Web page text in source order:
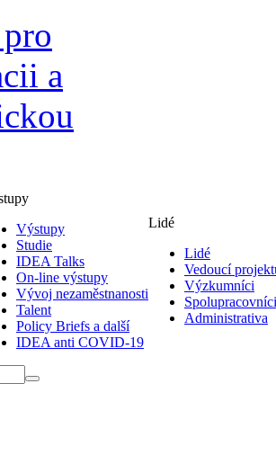
Výstupy
Studie
IDEA Talks
On-line výstupy
Vývoj nezaměstnanosti
Talent
Policy Briefs a další
IDEA anti COVID-19
Lidé
Lidé
Vedoucí
Výzkumníci
Spolupracovníci
Administrativa